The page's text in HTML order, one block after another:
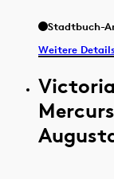
Stadtbuch-
Weitere